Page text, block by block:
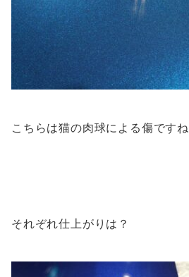
こちらは猫の肉球による傷ですね
それぞれ仕上がりは？